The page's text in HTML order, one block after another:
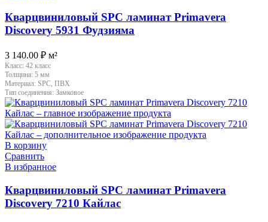
Кварцвиниловый SPC ламинат Primavera
Discovery 5931 Фудзияма
3 140.00 ₽ м²
Класс: 42 класс
Толщина: 5 мм
Материал: SPC, ПВХ
Тип соединения: Замковое
В корзину
Сравнить
В избранное
Кварцвиниловый SPC ламинат Primavera
Discovery 7210 Кайлас